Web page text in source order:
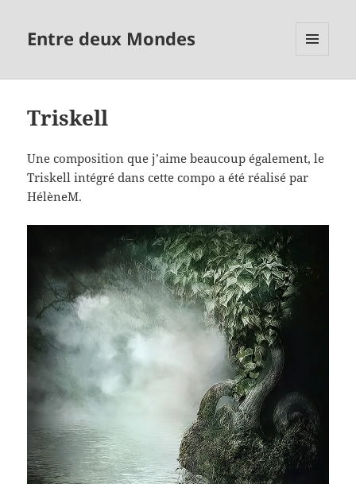
Entre deux Mondes
Triskell
Une composition que j’aime beaucoup également, le
Triskell intégré dans cette compo a été réalisé par
HélèneM.